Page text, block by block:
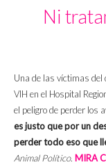
Ni
Una de las víctimas
VIH en el Hospital
el peligro de perder los
es justo que por un
perder todo eso que
Animal Político. MIRA